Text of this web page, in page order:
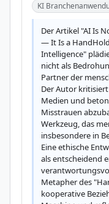
KI
Der Artikel "AI Is
— It Is a
Intelligence"
nicht als
Partner der
Der Autor
Medien und
Misstrauen
Werkzeug, das
insbesondere in
Eine ethische
als entscheidend
Metapher des
kooperative